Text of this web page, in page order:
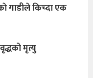
गाडीले किच्दा एक
मृत्यु